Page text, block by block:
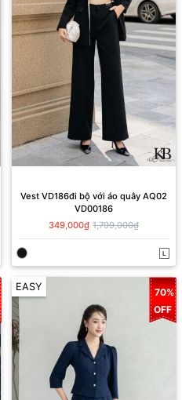
Vest VD186đi bộ với áo quây AQ02
VD00186
349,000₫ 1,799,000₫
L
EASY
70%
OFF